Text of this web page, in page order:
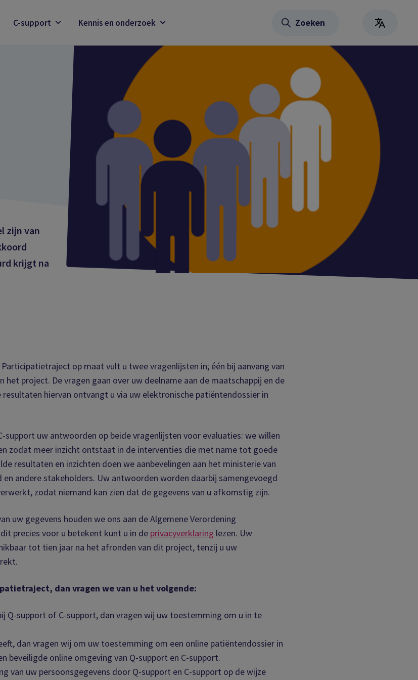
C-support Kennis en onderzoek Zoeken
zijn van
krijgt na
op maat vult u twee vragenlijsten in; één bij aanvang van
het project. De vragen gaan over uw deelname aan de maatschappij en de
resultaten hiervan ontvangt u via uw elektronische patiëntendossier in
support uw antwoorden op beide vragenlijsten voor evaluaties: we willen
zodat meer inzicht ontstaat in de interventies die met name tot goede
resultaten en inzichten doen we aanbevelingen aan het ministerie van
en andere stakeholders. Uw antwoorden worden daarbij samengevoegd
zodat niemand kan zien dat de gegevens van u afkomstig zijn.
uw gegevens houden we ons aan de Algemene Verordening
precies voor u betekent kunt u in de privacyverklaring lezen. Uw
tot tien jaar na het afronden van dit project, tenzij u uw
dan vragen we van u het volgende:
Q-support of C-support, dan vragen wij uw toestemming om u in te
dan vragen wij om uw toestemming om een online patiëntendossier in
beveiligde online omgeving van Q-support en C-support.
van uw persoonsgegevens door Q-support en C-support op de wijze